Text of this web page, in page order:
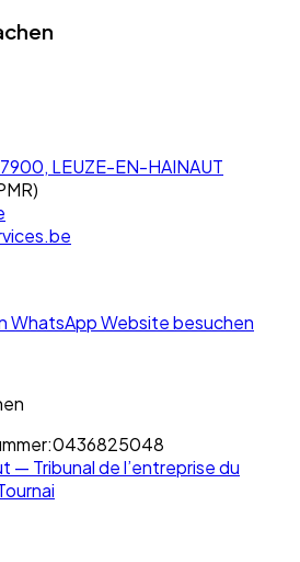
LEUZE-EN-HAINAUT
WhatsAppWebsite besuchen
0436825048
— Tribunal de l’entreprise du